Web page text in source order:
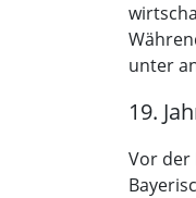
unter
19.
Vor der